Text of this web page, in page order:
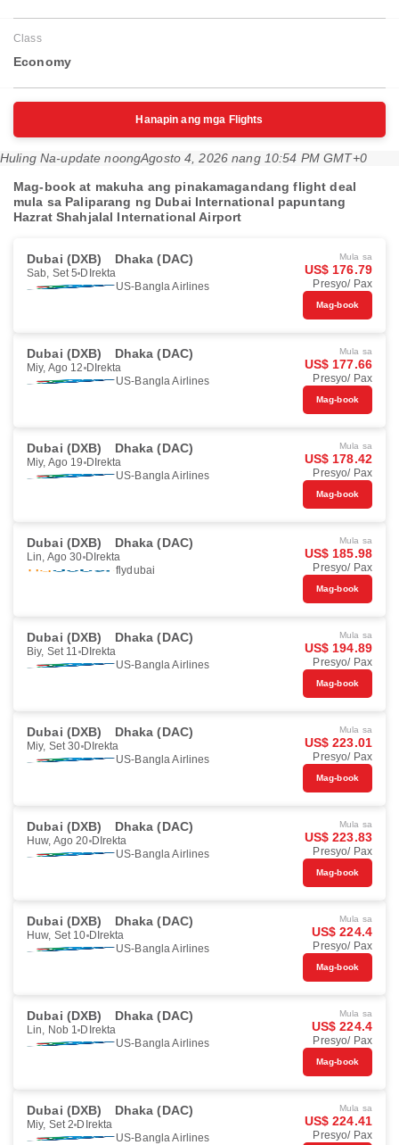
Class
Economy
Hanapin ang mga Flights
Huling Na-update noongAgosto 4, 2026 nang 10:54 PM GMT+0
Mag-book at makuha ang pinakamagandang flight deal
mula sa Paliparang ng Dubai International papuntang
Hazrat Shahjalal International Airport
Dubai (DXB) Dhaka (DAC)
Sab, Set 5 DIrekta
US-Bangla Airlines
Mula sa
US$ 176.79
Presyo/ Pax
Mag-book
Dubai (DXB) Dhaka (DAC)
Miy, Ago 12 DIrekta
US-Bangla Airlines
Mula sa
US$ 177.66
Presyo/ Pax
Mag-book
Dubai (DXB) Dhaka (DAC)
Miy, Ago 19 DIrekta
US-Bangla Airlines
Mula sa
US$ 178.42
Presyo/ Pax
Mag-book
Dubai (DXB) Dhaka (DAC)
Lin, Ago 30 DIrekta
flydubai
Mula sa
US$ 185.98
Presyo/ Pax
Mag-book
Dubai (DXB) Dhaka (DAC)
Biy, Set 11 DIrekta
US-Bangla Airlines
Mula sa
US$ 194.89
Presyo/ Pax
Mag-book
Dubai (DXB) Dhaka (DAC)
Miy, Set 30 DIrekta
US-Bangla Airlines
Mula sa
US$ 223.01
Presyo/ Pax
Mag-book
Dubai (DXB) Dhaka (DAC)
Huw, Ago 20 DIrekta
US-Bangla Airlines
Mula sa
US$ 223.83
Presyo/ Pax
Mag-book
Dubai (DXB) Dhaka (DAC)
Huw, Set 10 DIrekta
US-Bangla Airlines
Mula sa
US$ 224.4
Presyo/ Pax
Mag-book
Dubai (DXB) Dhaka (DAC)
Lin, Nob 1 DIrekta
US-Bangla Airlines
Mula sa
US$ 224.4
Presyo/ Pax
Mag-book
Dubai (DXB) Dhaka (DAC)
Miy, Set 2 DIrekta
US-Bangla Airlines
Mula sa
US$ 224.41
Presyo/ Pax